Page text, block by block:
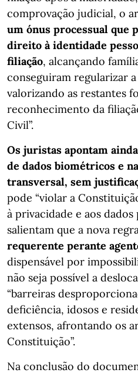
comprovação judicial, o
um ónus processual que
direito à identidade
filiação, alcançando
conseguiram regularizar
valorizando as restantes
reconhecimento da
Civil”.
Os juristas apontam
de dados biométricos e
transversal, sem
pode “violar a
à privacidade e aos dados
salientam que a nova
requerente perante
dispensável por
não seja possível a
“barreiras
deficiência, idosos e
extensos, afrontando os
Constituição”.
Na conclusão do